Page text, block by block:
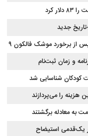
کرد
جدید
از برخورد موشک فالکون ۹
و زمان ثبت‌نام
را می‌پردازند
یک‌قدمی استیضاح